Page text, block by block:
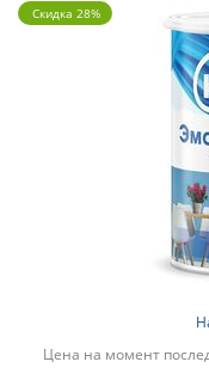
Скидка 28%
Цена на момент